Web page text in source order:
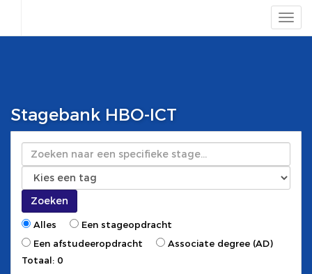
Stagebank HBO-ICT
Zoeken
Zoeken
Alles
Een stageopdracht
Een afstudeeropdracht
Associate degree (AD)
Totaal: 0